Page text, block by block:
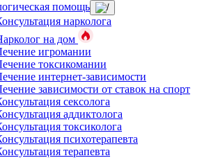
помощь
нарколога
на дом
игромании
токсикомании
интернет-зависимости
зависимости от ставок на спорт
сексолога
аддиктолога
токсиколога
психотерапевта
терапевта